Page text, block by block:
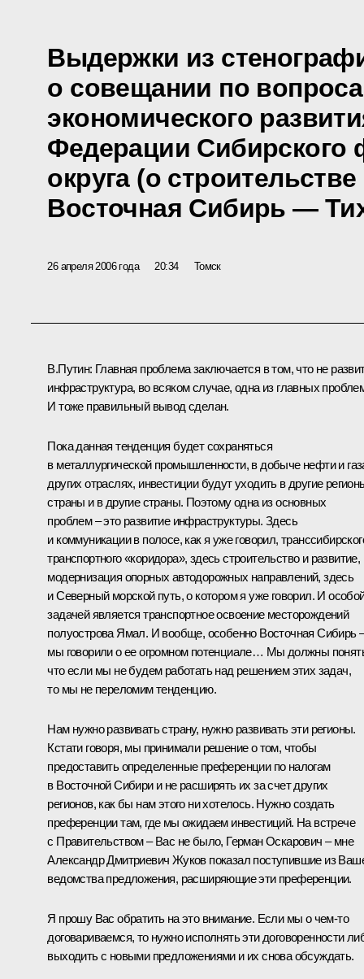
Выдержки из
о совещании по
экономического
Федерации Сибирского
округа (о
Восточная Сибирь —
26 апреля 2006 года 20:34 Томск
В.Путин: Главная проблема заключается в том, что не
инфраструктура, во всяком случае, одна из главных
И тоже правильный вывод сделан.
Пока данная тенденция будет сохраняться
в металлургической промышленности, в добыче нефти и
других отраслях, инвестиции будут уходить в другие
страны и в другие страны. Поэтому одна из основных
проблем – это развитие инфраструктуры. Здесь
и коммуникации в полосе, как я уже говорил,
транспортного «коридора», здесь строительство и развитие,
модернизация опорных автодорожных направлений, здесь
и Северный морской путь, о котором я уже говорил. И
задачей является транспортное освоение месторождений
полуострова Ямал. И вообще, особенно Восточная Сибирь
мы говорили о ее огромном потенциале… Мы должны
что если мы не будем работать над решением этих задач,
то мы не переломим тенденцию.
Нам нужно развивать страну, нужно развивать эти регионы.
Кстати говоря, мы принимали решение о том, чтобы
предоставить определенные преференции по налогам
в Восточной Сибири и не расширять их за счет других
регионов, как бы нам этого ни хотелось. Нужно создать
преференции там, где мы ожидаем инвестиций. На встрече
с Правительством – Вас не было, Герман Оскарович – мне
Александр Дмитриевич Жуков показал поступившие из
ведомства предложения, расширяющие эти преференции.
Я прошу Вас обратить на это внимание. Если мы о чем‑то
договариваемся, то нужно исполнять эти договоренности
выходить с новыми предложениями и их снова обсуждать.